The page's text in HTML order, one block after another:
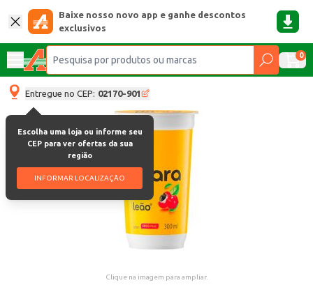
Baixe nosso novo app e ganhe descontos
exclusivos
0
Entregue no CEP: 02170-901
Escolha uma loja ou informe seu
CEP para ver ofertas da sua
região
INFORMAR LOCALIZAÇÃO
Clique na imagem para ampliar.